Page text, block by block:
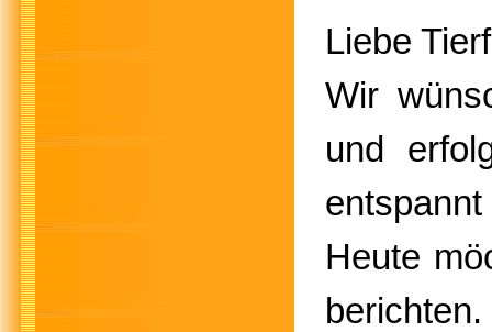
Liebe
Wir
und
Heute